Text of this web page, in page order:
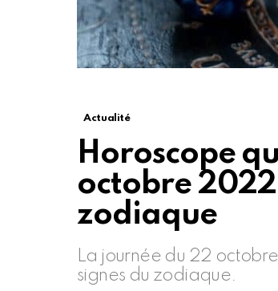
Actualité
Horoscope
octobre 2022
zodiaque
La journée du 22
signes du zodiaque.